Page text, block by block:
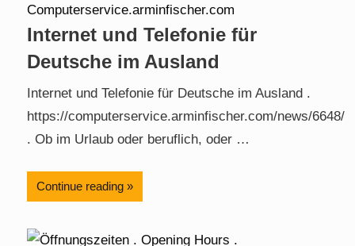
Internet und Telefonie für
Deutsche im Ausland
Internet und Telefonie für Deutsche im Ausland .
https://computerservice.arminfischer.com/news/6648/
. Ob im Urlaub oder beruflich, oder …
Continue reading